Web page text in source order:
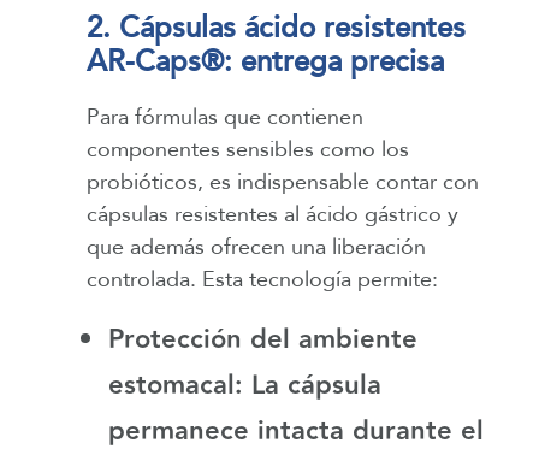
2. Cápsulas ácido resistentes
AR-Caps®: entrega precisa
Para fórmulas que contienen
componentes sensibles como los
probióticos, es indispensable contar con
cápsulas resistentes al ácido gástrico y
que además ofrecen una liberación
controlada. Esta tecnología permite:
Protección del ambiente
estomacal: La cápsula
permanece intacta durante el